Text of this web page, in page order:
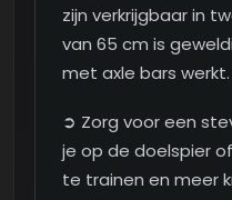
zijn verkrijgbaar in
van 65 cm is
met axle bars werkt.
➲ Zorg voor een
je op de doelspier
te trainen en meer